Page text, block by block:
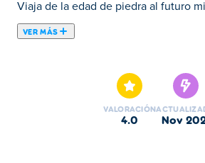
Viaja de la edad de piedra al futuro
VER MÁS
amigos en la secuela del increíble
al coche en tu pantalla y aplasta lo
que puedas. ¡Te pagarán por esto!
VALORACIÓN
4.0 nov